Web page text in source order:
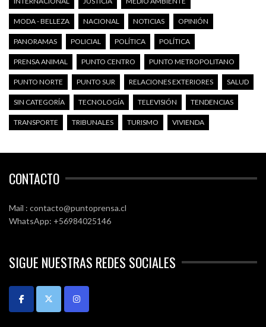
MODA - BELLEZA NACIONAL NOTICIAS OPINIÓN
PANORAMAS POLICIAL POLÍTICA POLÍTICA
PRENSA ANIMAL PUNTO CENTRO PUNTO METROPOLITANO
PUNTO NORTE PUNTO SUR RELACIONES EXTERIORES SALUD
SIN CATEGORÍA TECNOLOGÍA TELEVISIÓN TENDENCIAS
TRANSPORTE TRIBUNALES TURISMO VIVIENDA
CONTACTO
Mail : contacto@puntoprensa.cl
WhatsApp: +56984025146
SIGUE NUESTRAS REDES SOCIALES